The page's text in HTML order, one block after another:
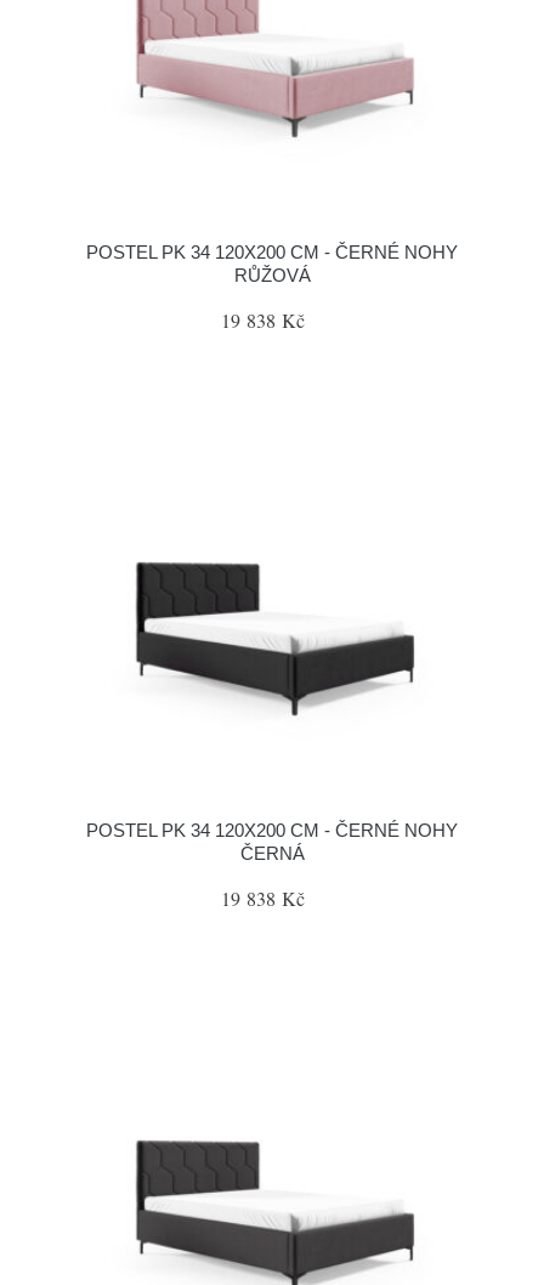
POSTEL PK 34 120X200 CM - ČERNÉ NOHY
RŮŽOVÁ
19 838 Kč
POSTEL PK 34 120X200 CM - ČERNÉ NOHY
ČERNÁ
19 838 Kč